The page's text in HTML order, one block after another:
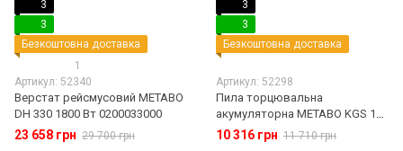
3
3
Безкоштовна доставка
1
Артикул: 52340
Верстат рейсмусовий METABO
DH 330 1800 Вт 0200033000
23 658 грн 29 700 грн
3
3
Безкоштовна доставка
Артикул: 52298
Пила торцювальна
акумуляторна METABO KGS 18
LTX 216 18 В 619001850
10 316 грн 11 710 грн